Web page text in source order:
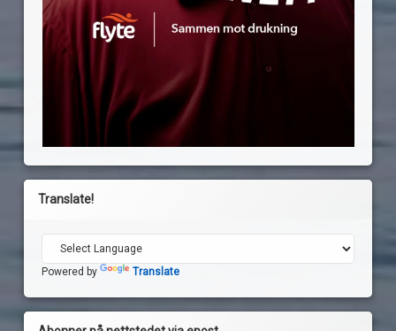
Translate!
Powered by Translate